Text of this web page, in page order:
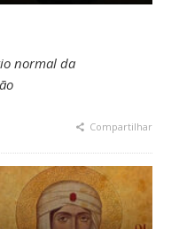
normal da
Compartilhar